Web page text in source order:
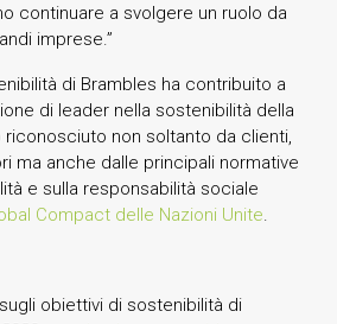
continuare a svolgere un ruolo da
imprese.”
di Brambles ha contribuito a
di leader nella sostenibilità della
riconosciuto non soltanto da clienti,
ma anche dalle principali normative
e sulla responsabilità sociale
Compact delle Nazioni Unite.
obiettivi di sostenibilità di